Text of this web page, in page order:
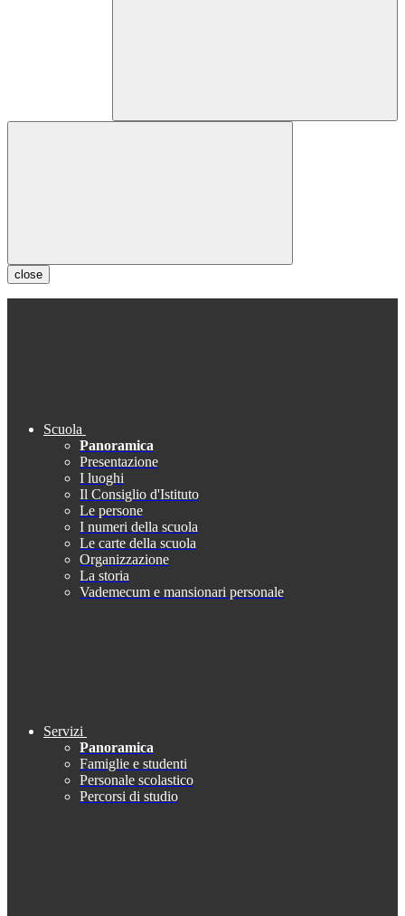
close
Scuola
Panoramica
Presentazione
I luoghi
Il Consiglio d'Istituto
Le persone
I numeri della scuola
Le carte della scuola
Organizzazione
La storia
Vademecum e mansionari personale
Servizi
Panoramica
Famiglie e studenti
Personale scolastico
Percorsi di studio